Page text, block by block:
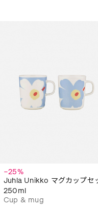
−25%
Juhla Unikko マグカップセ
250ml
Cup & mug